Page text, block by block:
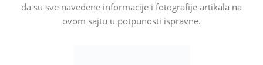
da su sve navedene informacije i fotografije artikala na
ovom sajtu u potpunosti ispravne.